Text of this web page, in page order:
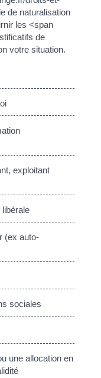
de naturalisation
les <span
de
votre situation.
exploitant
(ex auto-
sociales
une allocation en